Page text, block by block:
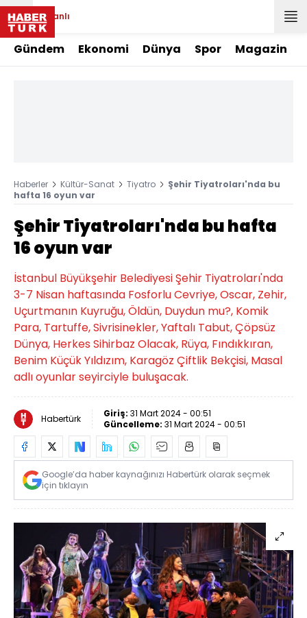
Canlı
Gündem Ekonomi Dünya Spor Magazin
Haberler Kültür-Sanat Tiyatro
Şehir Tiyatroları'nda bu
hafta 16 oyun var
Şehir Tiyatroları'nda bu hafta
16 oyun var
İstanbul Büyükşehir Belediyesi Şehir Tiyatroları'nda
3-7 Nisan haftasında Fosforlu Cevriye, Oscar, Zehir,
Uçurtmanın Kuyruğu, Öldün, Duydun mu?, Komik
Para, Tartuffe, Sivrisinekler, Yaftalı Tabut, Çöpsüz
Dünya, Herkes Sihirbaz Olacak, Rüya, Fındıkkıran,
Benim Küçük Yıldızım, Karagöz Çiftlik Bekçisi, Masal
adlı oyunlar seyirciyle buluşacak.
Habertürk Giriş: 31 Mart 2024 - 00:51
Güncelleme: 31 Mart 2024 - 00:51
Google’da haber kaynağınızı Habertürk olarak seçmek
için tıklayın